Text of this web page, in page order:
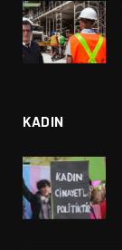
KADIN